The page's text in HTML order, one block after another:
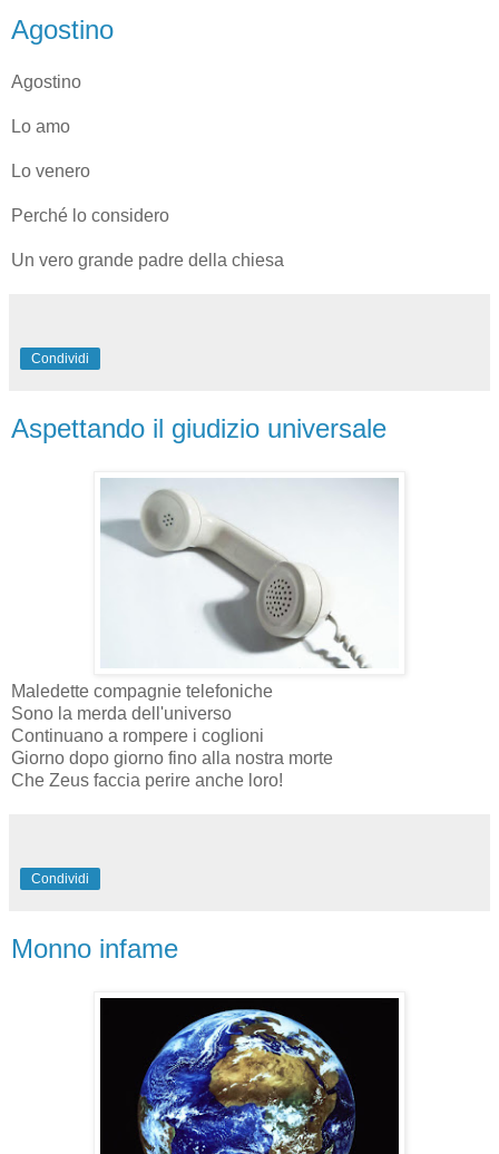
Agostino
Agostino
Lo amo
Lo venero
Perché lo considero
Un vero grande padre della chiesa
Condividi
Aspettando il giudizio universale
Maledette compagnie telefoniche
Sono la merda dell'universo
Continuano a rompere i coglioni
Giorno dopo giorno fino alla nostra morte
Che Zeus faccia perire anche loro!
Condividi
Monno infame